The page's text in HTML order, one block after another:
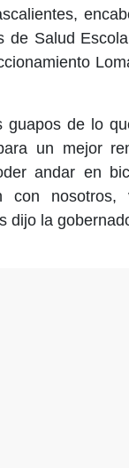
de Salud
guapos de lo
un mejor
andar en
con
dijo la